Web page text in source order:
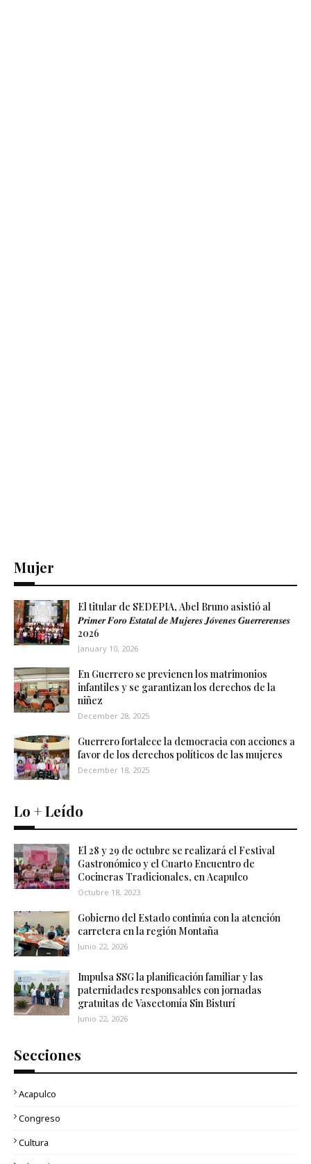
Mujer
El titular de SEDEPIA, Abel Bruno asistió al
𝑷𝒓𝒊𝒎𝒆𝒓 𝑭𝒐𝒓𝒐 𝑬𝒔𝒕𝒂𝒕𝒂𝒍 𝒅𝒆 𝑴𝒖𝒋𝒆𝒓𝒆𝒔 𝑱𝒐́𝒗𝒆𝒏𝒆𝒔 𝑮𝒖𝒆𝒓𝒓𝒆𝒓𝒆𝒏𝒔𝒆𝒔
2026
January 10, 2026
En Guerrero se previenen los matrimonios
infantiles y se garantizan los derechos de la
niñez
December 28, 2025
Guerrero fortalece la democracia con acciones a
favor de los derechos políticos de las mujeres
December 18, 2025
Lo + Leído
El 28 y 29 de octubre se realizará el Festival
Gastronómico y el Cuarto Encuentro de
Cocineras Tradicionales, en Acapulco
Octubre 18, 2023
Gobierno del Estado continúa con la atención
carretera en la región Montaña
Junio 22, 2026
Impulsa SSG la planificación familiar y las
paternidades responsables con jornadas
gratuitas de Vasectomía Sin Bisturí
Junio 22, 2026
Secciones
Acapulco
Congreso
Cultura